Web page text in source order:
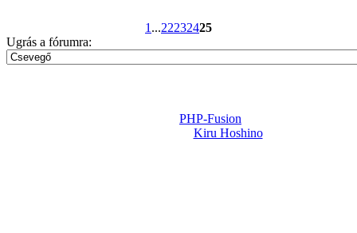
1 ...22232425
Ugrás a fórumra:
PHP-Fusion
Kiru Hoshino